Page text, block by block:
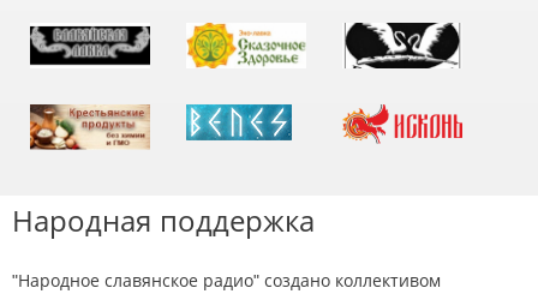
Народная поддержка
"Народное славянское радио" создано коллективом